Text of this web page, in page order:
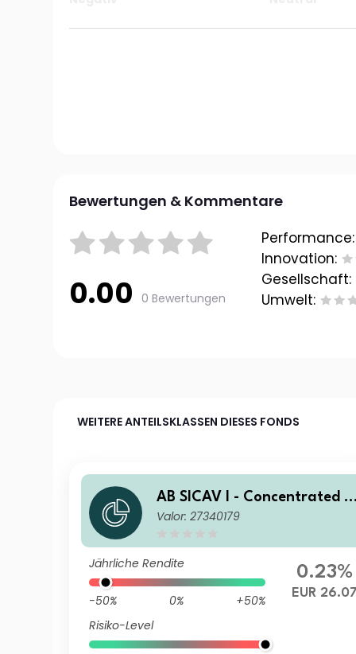
Bewertungen & Kommentare
0.00 0 Bewertungen
Performance:
Innovation:
Gesellschaft:
Umwelt:
WEITERE ANTEILSKLASSEN DIESES FONDS
AB SICAV I - Concentrated U
S Equity Portfolio AR EUR
Valor: 27340179
Jährliche Rendite
-50% 0%
+50%
Risiko-Level
0.23%
EUR